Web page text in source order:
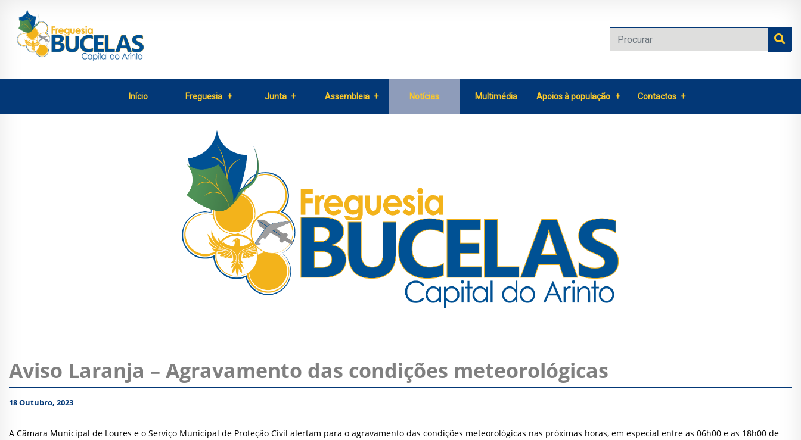
Início Freguesia Junta Assembleia Notícias Multimédia Apoios à população Contactos
Aviso Laranja – Agravamento das condições meteorológicas
18 Outubro, 2023
A Câmara Municipal de Loures e o Serviço Municipal de Proteção Civil alertam para o agravamento das condições meteorológicas nas próximas horas, em especial entre as 06h00 e as 18h00 de